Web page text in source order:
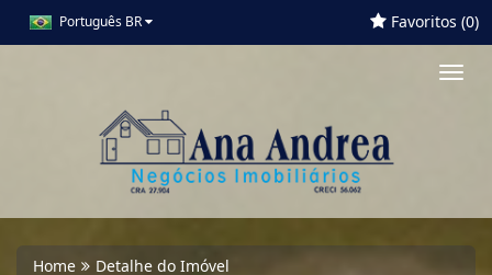
Português BR Favoritos (0)
Home Detalhe do Imóvel